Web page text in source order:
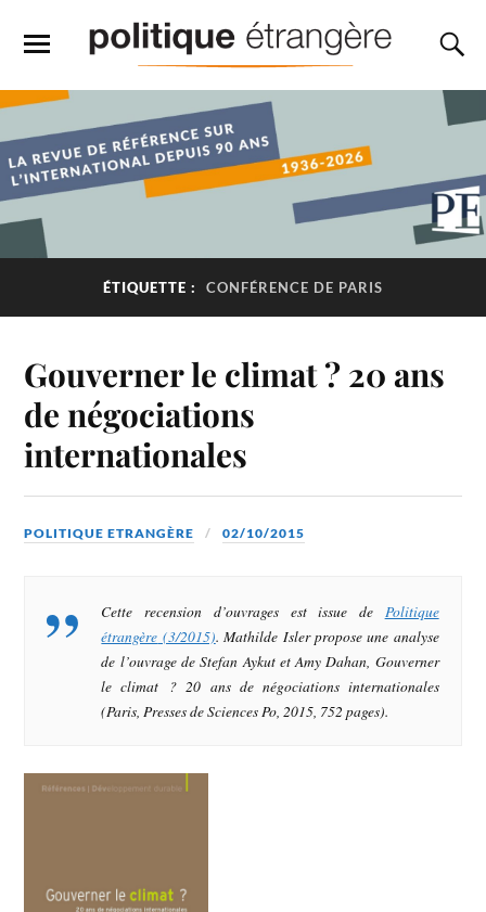
ÉTIQUETTE : CONFÉRENCE DE PARIS
Gouverner le climat ? 20 ans
de négociations
internationales
POLITIQUE ETRANGÈRE 02/10/2015
Cette recension d’ouvrages est issue de Politique
étrangère (3/2015). Mathilde Isler propose une analyse
de l’ouvrage de Stefan Aykut et Amy Dahan, Gouverner
le climat ? 20 ans de négociations internationales
(Paris, Presses de Sciences Po, 2015, 752 pages).